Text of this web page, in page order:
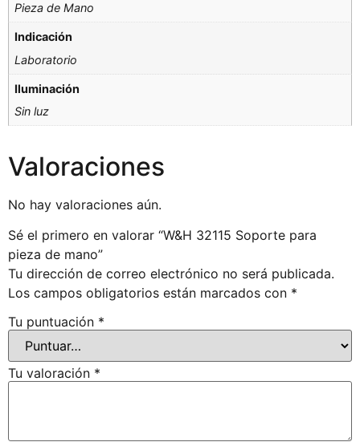
Pieza de Mano
Indicación
Laboratorio
Iluminación
Sin luz
Valoraciones
No hay valoraciones aún.
Sé el primero en valorar “W&H 32115 Soporte para
pieza de mano”
Tu dirección de correo electrónico no será publicada.
Los campos obligatorios están marcados con *
Tu puntuación *
Tu valoración *